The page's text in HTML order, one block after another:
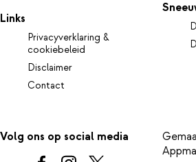
Links
Privacyverklaring &
cookiebeleid
Disclaimer
Contact
Volg ons op social media